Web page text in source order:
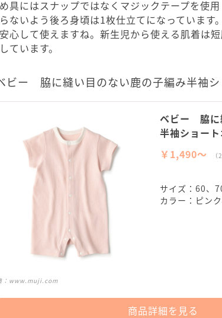
具にはスナップではなくマジックテープを使
ないよう後ろ身頃は1枚仕立てになっています
心して使えますね。新生児から使える肌着は
ています。
ビー 脇に縫い目のない鹿の子編み半袖シ
www.muji.com
ベビー 脇に
半袖ショー
￥1,490〜
サイズ：60、
カラー：ピン
商品詳細を見る